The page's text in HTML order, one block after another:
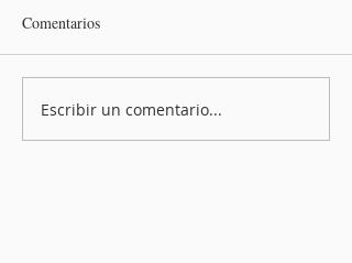
Comentarios
Escribir un comentario...